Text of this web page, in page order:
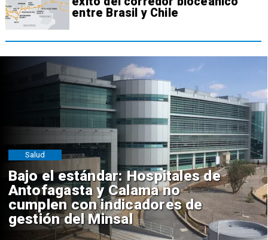
entre Brasil y Chile
Bajo el estándar: Hospitales de
Antofagasta y Calama no
cumplen con indicadores de
gestión del Minsal
Salud